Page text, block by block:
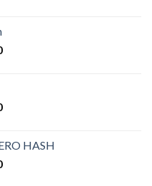
Plage
àPlage
€300.00
à
HASH
Plage